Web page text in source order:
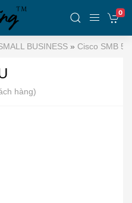
0
BUSINESS » Cisco SMB
hàng)